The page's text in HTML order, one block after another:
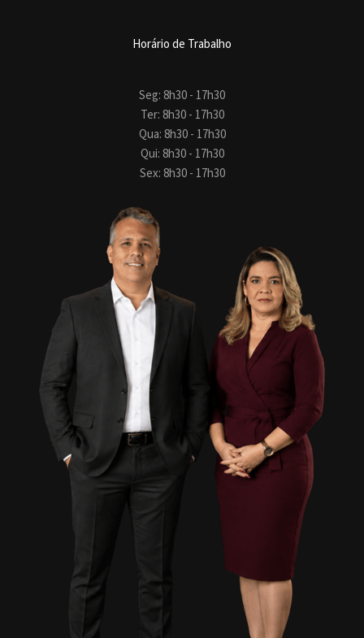
Horário de Trabalho
Seg: 8h30 - 17h30
Ter: 8h30 - 17h30
Qua: 8h30 - 17h30
Qui: 8h30 - 17h30
Sex: 8h30 - 17h30